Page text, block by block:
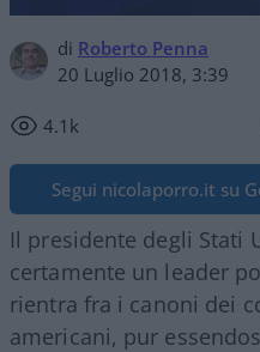
di Roberto Penna
20 Luglio 2018, 3:39
4.1k
Segui nicolaporro.it su
Il presidente degli Stati
certamente un leader
rientra fra i canoni dei
americani, pur